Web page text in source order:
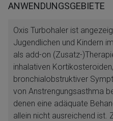
ANWENDUNGSGEBIETE
Oxis Turbohaler ist
Jugendlichen und Kindern
als add-on (Zusatz-
inhalativen
bronchialobstruktiver
von Anstrengungsasthma
denen eine adäquate
allein nicht ausreichend ist.